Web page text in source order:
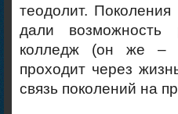
теодолит.
дали возможность
колледж (он же –
проходит через
связь поколений на